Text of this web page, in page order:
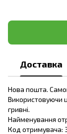
Доставка
Нова пошта.
Використовуючи
гривні.
Найменування
Код отримувача: